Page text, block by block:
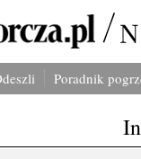
Poradnik